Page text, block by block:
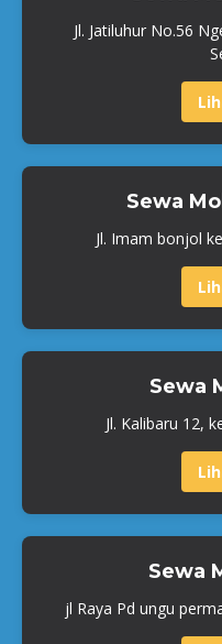
Jl. Jatiluhur No.56
Sewa
Jl. Imam bonjol
Sewa
Jl. Kalibaru 12,
Sewa
jl Raya Pd ungu